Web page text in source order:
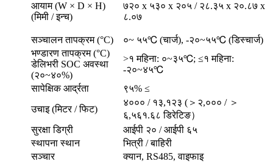
आयाम (W × D × H)
(मिमी / इन्च)
७२० x ५३० x २०५ / २८.३५ x २०.८७ x
८.०७
सञ्चालन तापक्रम (°C)
०~ ५५℃ (चार्ज), -२०~५५℃ (डिस्चार्ज)
भण्डारण तापक्रम (°C)
डेलिभरी SOC अवस्था
(२०~४०%)
>१ महिना: ०~३५℃; ≤१ महिना:
-२०~४५℃
सापेक्षिक आर्द्रता
९५% ≤
उचाइ (मिटर / फिट)
४००० / १३,१२३ (＞२,००० / ＞
६,५६१.६८ डिरेटिङ）
सुरक्षा डिग्री
आईपी ​​२० / आईपी ६५
स्थापना स्थान
भित्री / बाहिरी
सञ्चार
क्यान, RS485, वाइफाइ